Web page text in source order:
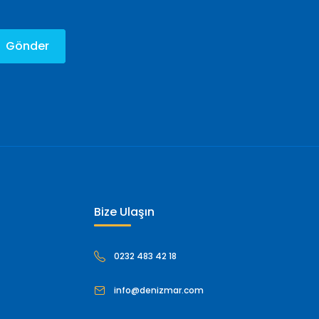
Gönder
Bize Ulaşın
0232 483 42 18
info@denizmar.com